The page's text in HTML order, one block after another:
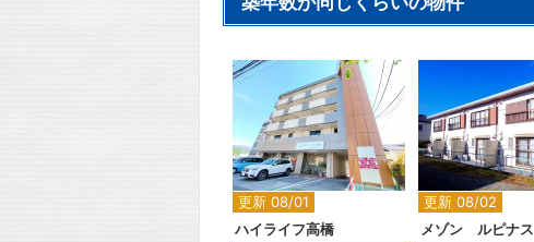
更新 08/01
2
ハイライフ高橋
更新 08/02
2
メゾン ルピナス